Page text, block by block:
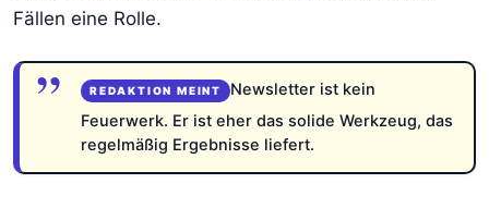
Fällen eine Rolle.
Newsletter ist kein
Feuerwerk. Er ist eher das solide Werkzeug, das
regelmäßig Ergebnisse liefert.